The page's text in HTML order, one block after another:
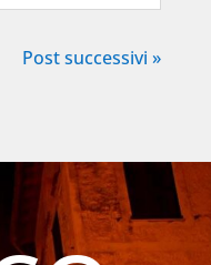
Post successivi »